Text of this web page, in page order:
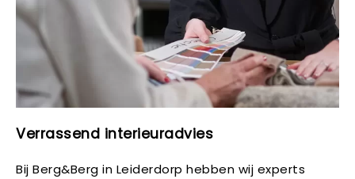
Verrassend interieuradvies
Bij Berg&Berg in Leiderdorp hebben wij experts